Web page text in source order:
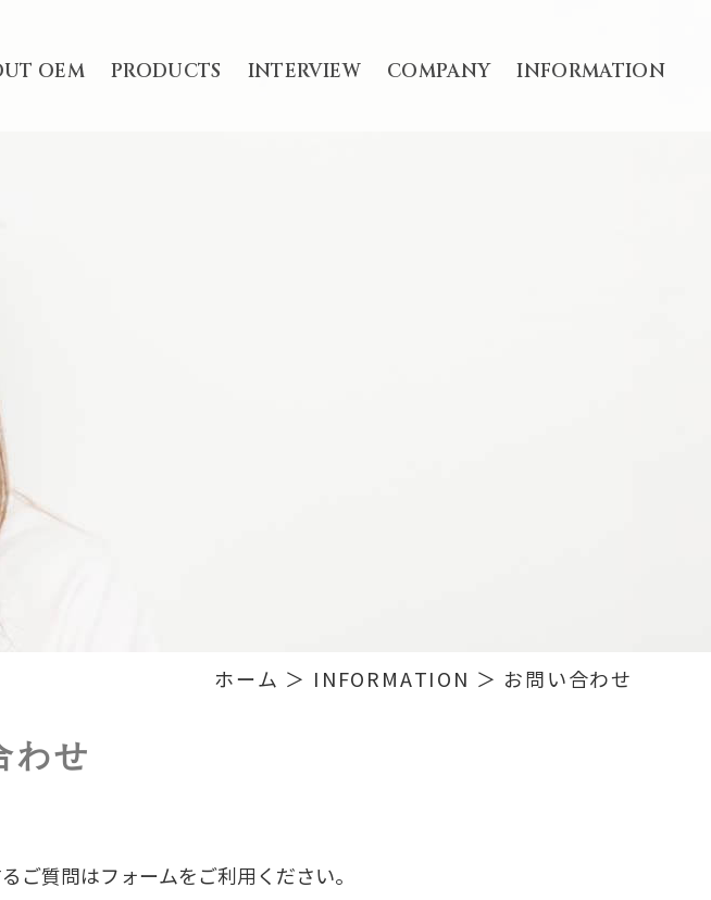
OEM PRODUCTS INTERVIEW COMPANY INFORMATION
ホーム ＞ INFORMATION ＞ お問い合わせ
わせ
ご質問はフォームをご利用ください。